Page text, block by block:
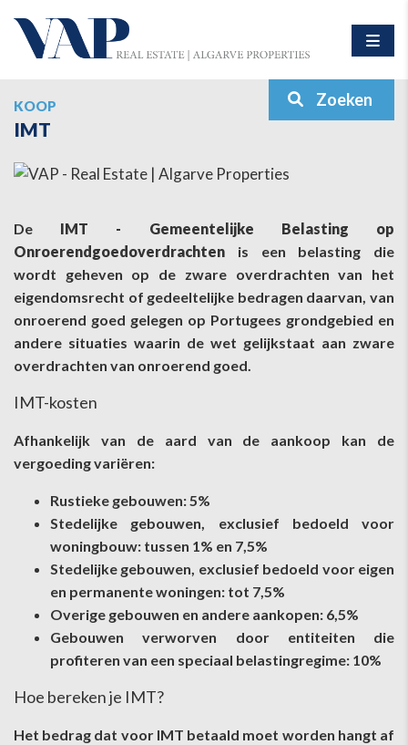
Zoeken
KOOP
IMT
De IMT - Gemeentelijke Belasting op
Onroerendgoedoverdrachten is een belasting die
wordt geheven op de zware overdrachten van het
eigendomsrecht of gedeeltelijke bedragen daarvan, van
onroerend goed gelegen op Portugees grondgebied en
andere situaties waarin de wet gelijkstaat aan zware
overdrachten van onroerend goed.
IMT-kosten
Afhankelijk van de aard van de aankoop kan de
vergoeding variëren:
Rustieke gebouwen: 5%
Stedelijke gebouwen, exclusief bedoeld voor
woningbouw: tussen 1% en 7,5%
Stedelijke gebouwen, exclusief bedoeld voor eigen
en permanente woningen: tot 7,5%
Overige gebouwen en andere aankopen: 6,5%
Gebouwen verworven door entiteiten die
profiteren van een speciaal belastingregime: 10%
Hoe bereken je IMT?
Het bedrag dat voor IMT betaald moet worden hangt af